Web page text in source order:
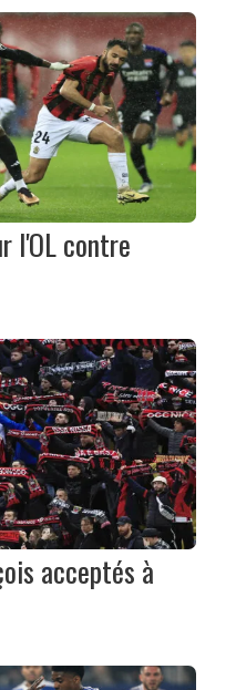
l'OL contre
acceptés à